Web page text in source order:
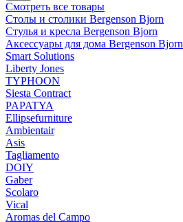
Смотреть все товары
Столы и столики Bergenson Bjorn
Стулья и кресла Bergenson Bjorn
Аксессуары для дома Bergenson Bjorn
Smart Solutions
Liberty Jones
TYPHOON
Siesta Contract
PAPATYA
Ellipsefurniture
Ambientair
Asis
Tagliamento
DOIY
Gaber
Scolaro
Vical
Aromas del Campo